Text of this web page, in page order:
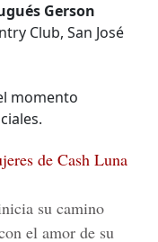
Gerson
Club, San José
momento
de Cash Luna
su camino
el amor de su